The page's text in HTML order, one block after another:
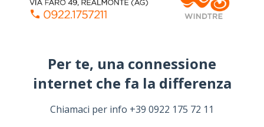
Per te, una connessione
internet che fa la differenza​
Chiamaci per info +39 0922 175 72 11